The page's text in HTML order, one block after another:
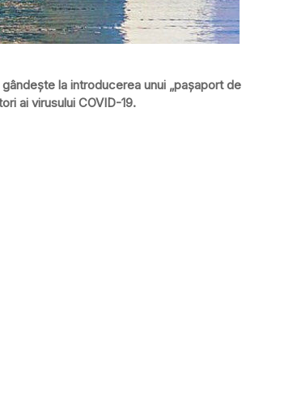
la introducerea unui „pașaport de
ai virusului COVID-19.